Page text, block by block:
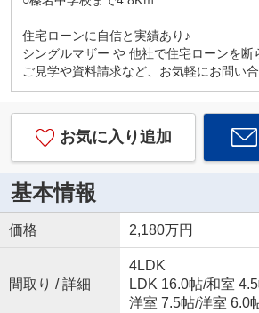
住宅ローンに自信と実績あり♪
シングルマザー や 他社で住宅ローンを断
ご見学や資料請求など、お気軽にお問い
お気に入り追加
基本情報
価格 2,180万円
間取り / 詳細
4LDK
LDK 16.0帖/和室
洋室 7.5帖/洋室 6.0